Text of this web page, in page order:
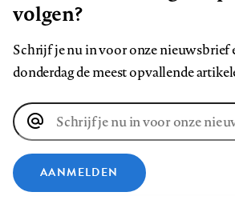
volgen?
Schrijf je nu in voor onze nieuwsbrief
donderdag de meest opvallende
E-
mailadres
AANMELDEN